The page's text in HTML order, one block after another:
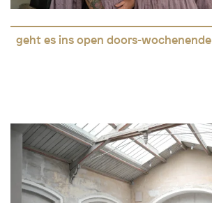
geht es ins open doors-wochenende